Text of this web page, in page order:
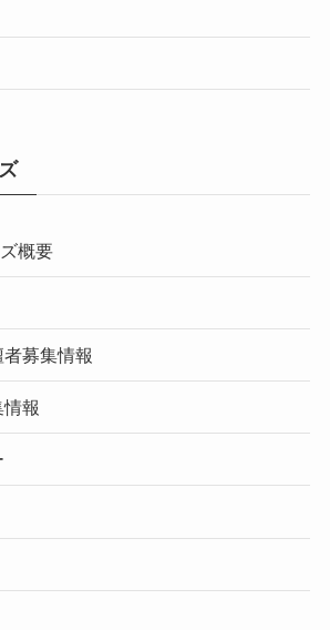
概要
募集情報
報